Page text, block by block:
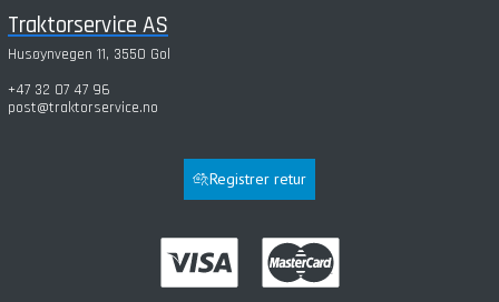
Traktorservice AS
Husøynvegen 11, 3550 Gol
+47 32 07 47 96
post@traktorservice.no
Registrer retur